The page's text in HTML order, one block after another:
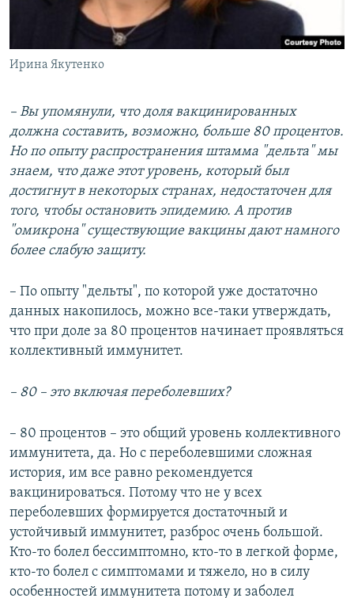
Ирина Якутенко
– Вы упомянули, что доля вакцинированных
должна составить, возможно, больше 80 процентов.
Но по опыту распространения штамма "дельта" мы
знаем, что даже этот уровень, который был
достигнут в некоторых странах, недостаточен для
того, чтобы остановить эпидемию. А против
"омикрона" существующие вакцины дают намного
более слабую защиту.
– По опыту "дельты", по которой уже достаточно
данных накопилось, можно все-таки утверждать,
что при доле за 80 процентов начинает проявляться
коллективный иммунитет.
– 80 – это включая переболевших?
– 80 процентов – это общий уровень коллективного
иммунитета, да. Но с переболевшими сложная
история, им все равно рекомендуется
вакцинироваться. Потому что не у всех
переболевших формируется достаточный и
устойчивый иммунитет, разброс очень большой.
Кто-то болел бессимптомно, кто-то в легкой форме,
кто-то болел с симптомами и тяжело, но в силу
особенностей иммунитета потому и заболел